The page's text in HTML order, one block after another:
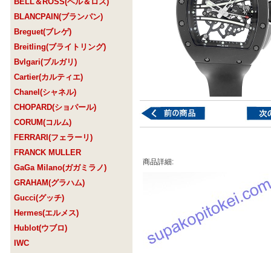
BLANCPAIN(ブランパン)
Breguet(ブレゲ)
Breitling(ブライトリング)
Bvlgari(ブルガリ)
Cartier(カルティエ)
Chanel(シャネル)
CHOPARD(ショパール)
CORUM(コルム)
FERRARI(フェラーリ)
FRANCK MULLER
GaGa Milano(ガガミラノ)
GRAHAM(グラハム)
Gucci(グッチ)
Hermes(エルメス)
Hublot(ウブロ)
IWC
商品詳細: